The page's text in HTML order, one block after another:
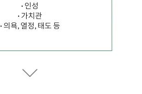
· 인성
· 가치관
· 의욕, 열정, 태도 등